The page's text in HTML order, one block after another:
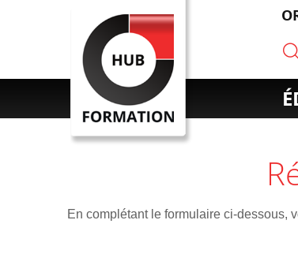
En complétant le formulaire ci-dessous,